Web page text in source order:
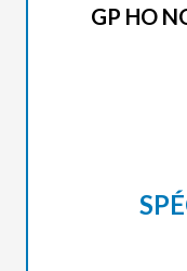
GP HO